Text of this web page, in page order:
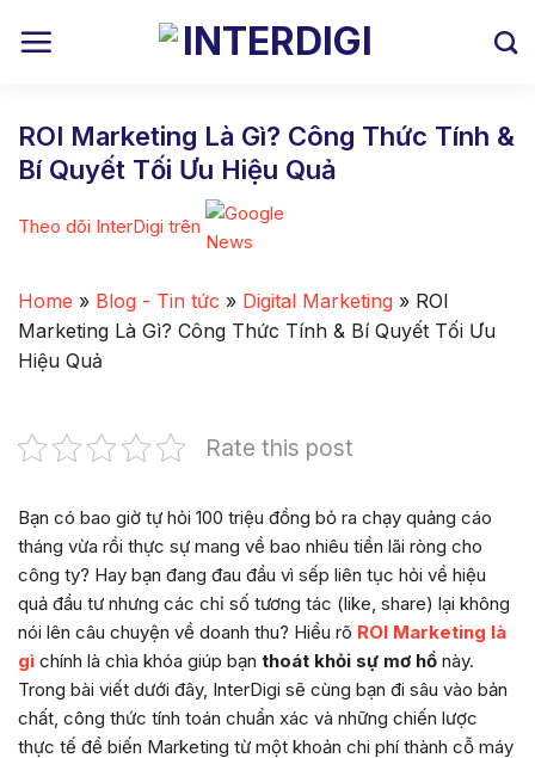
ROI Marketing Là Gì? Công Thức Tính &
Bí Quyết Tối Ưu Hiệu Quả
Theo dõi InterDigi trên
Home » Blog - Tin tức » Digital Marketing » ROI
Marketing Là Gì? Công Thức Tính & Bí Quyết Tối Ưu
Hiệu Quả
Rate this post
Bạn có bao giờ tự hỏi 100 triệu đồng bỏ ra chạy quảng cáo
tháng vừa rồi thực sự mang về bao nhiêu tiền lãi ròng cho
công ty? Hay bạn đang đau đầu vì sếp liên tục hỏi về hiệu
quả đầu tư nhưng các chỉ số tương tác (like, share) lại không
nói lên câu chuyện về doanh thu? Hiểu rõ ROI Marketing là
gì chính là chìa khóa giúp bạn thoát khỏi sự mơ hồ này.
Trong bài viết dưới đây, InterDigi sẽ cùng bạn đi sâu vào bản
chất, công thức tính toán chuẩn xác và những chiến lược
thực tế để biến Marketing từ một khoản chi phí thành cỗ máy